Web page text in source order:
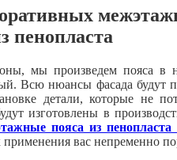
пенопласта
мы произведем пояса в
Всю нюансы фасада будут
детали, которые не
изготовлены в
пояса из пенопласта
вас непременно